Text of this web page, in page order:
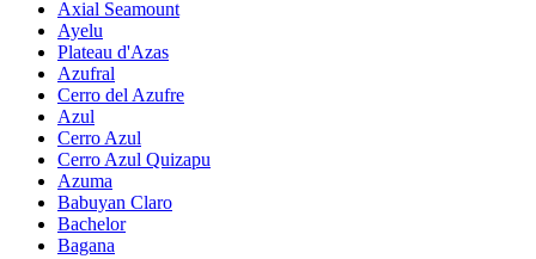
Axial Seamount
Ayelu
Plateau d'Azas
Azufral
Cerro del Azufre
Azul
Cerro Azul
Cerro Azul Quizapu
Azuma
Babuyan Claro
Bachelor
Bagana